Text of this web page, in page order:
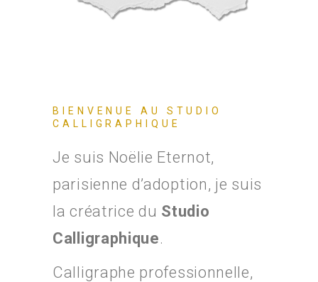
BIENVENUE AU STUDIO
CALLIGRAPHIQUE
Je suis Noëlie Eternot,
parisienne d’adoption, je suis
la créatrice du Studio
Calligraphique.
Calligraphe professionnelle,